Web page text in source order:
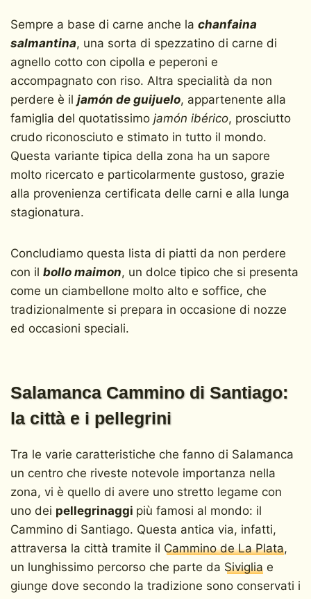
Sempre a base di carne anche la chanfaina
salmantina, una sorta di spezzatino di carne di
agnello cotto con cipolla e peperoni e
accompagnato con riso. Altra specialità da non
perdere è il jamón de guijuelo, appartenente alla
famiglia del quotatissimo jamón ibérico, prosciutto
crudo riconosciuto e stimato in tutto il mondo.
Questa variante tipica della zona ha un sapore
molto ricercato e particolarmente gustoso, grazie
alla provenienza certificata delle carni e alla lunga
stagionatura.
Concludiamo questa lista di piatti da non perdere
con il bollo maimon, un dolce tipico che si presenta
come un ciambellone molto alto e soffice, che
tradizionalmente si prepara in occasione di nozze
ed occasioni speciali.
Salamanca Cammino di Santiago:
la città e i pellegrini
Tra le varie caratteristiche che fanno di Salamanca
un centro che riveste notevole importanza nella
zona, vi è quello di avere uno stretto legame con
uno dei pellegrinaggi più famosi al mondo: il
Cammino di Santiago. Questa antica via, infatti,
attraversa la città tramite il Cammino de La Plata,
un lunghissimo percorso che parte da Sivigliae
giunge dove secondo la tradizione sono conservati i